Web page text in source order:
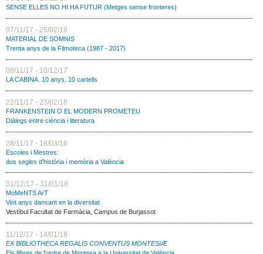
SENSE ELLES NO HI HA FUTUR (Metges sense fronteres)
07/11/17 - 25/02/18
MATERIAL DE SOMNIS
Trenta anys de la Filmoteca (1987 - 2017)
08/11/17 - 10/12/17
LA CABINA. 10 anys, 10 cartells
22/11/17 - 23/02/18
FRANKENSTEIN O EL MODERN PROMETEU
Diàlegs entre ciència i literatura
28/11/17 - 18/03/18
Escoles i Mestres:
dos segles d'història i memòria a València
01/12/17 - 31/01/18
MoMeNTS ArT
Vint anys dansant en la diversitat
Vestíbul Facultat de Farmàcia, Campus de Burjassot
11/12/17 - 14/01/18
EX BIBLIOTHECA REGALIS CONVENTUS MONTESIÆ